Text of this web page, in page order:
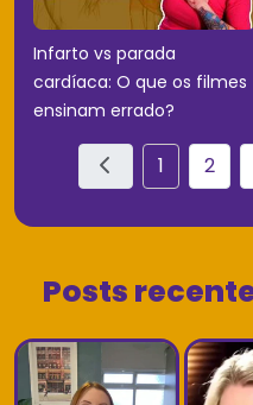
Infarto vs parada
cardíaca: O que os filmes
ensinam errado?
1 2
Posts